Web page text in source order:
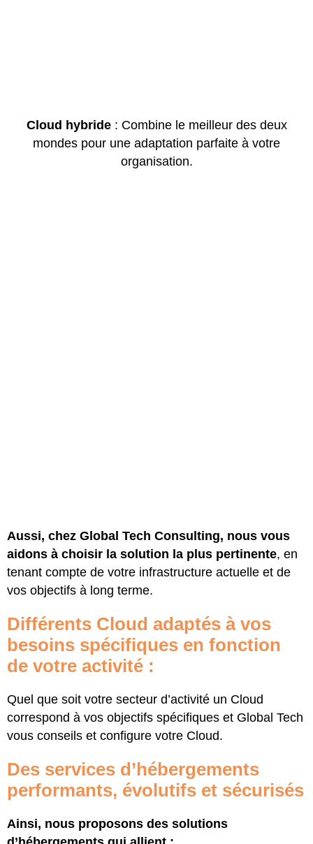
Cloud hybride: Combine le meilleur des deux
mondes pour une adaptation parfaite à votre
organisation.
Aussi, chez Global Tech Consulting, nous vous
aidons à choisir la solution la plus pertinente, en
tenant compte de votre infrastructure actuelle et de
vos objectifs à long terme.
Différents Cloud adaptés à vos
besoins spécifiques en fonction
de votre activité :
Quel que soit votre secteur d’activité un Cloud
correspond à vos objectifs spécifiques et Global Tech
vous conseils et configure votre Cloud.
Des services d’hébergements
performants, évolutifs et sécurisés
Ainsi, nous proposons des solutions